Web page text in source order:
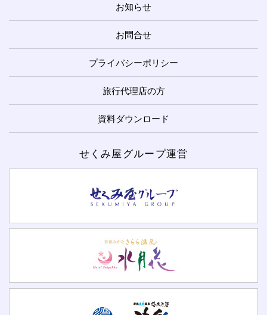
お知らせ
お問合せ
プライバシーポリシー
旅行代理店の方
資料ダウンロード
せくみ屋グループ運営